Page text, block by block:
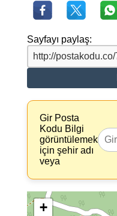
Sayfayı paylaş:
Gir Posta
Kodu Bilgi
görüntülemek
için şehir adı
veya
+